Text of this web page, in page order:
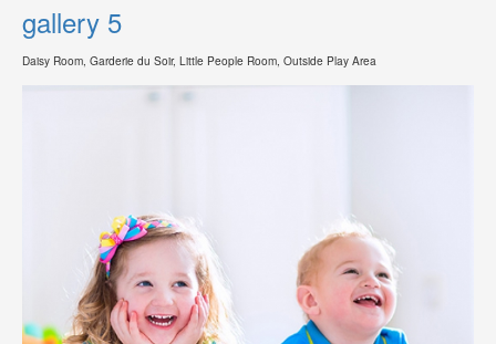
gallery 5
Daisy Room, Garderie du Soir, Little People Room, Outside Play Area